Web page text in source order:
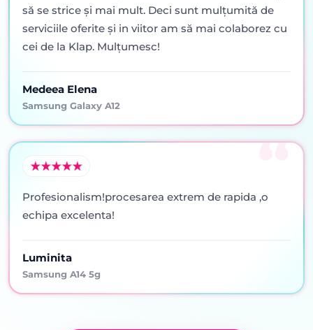
să se strice şi mai mult. Deci sunt mulţumită de
serviciile oferite şi in viitor am să mai colaborez cu
cei de la Klap. Mulţumesc!
Medeea Elena
Samsung Galaxy A12
Profesionalism!procesarea extrem de rapida ,o
echipa excelenta!
Luminita
Samsung A14 5g